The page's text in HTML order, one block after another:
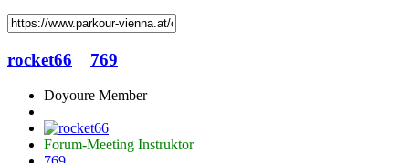
rocket66 769
Doyoure Member
Forum-Meeting Instruktor